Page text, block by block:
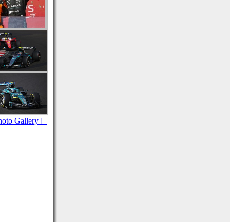
Gallery］